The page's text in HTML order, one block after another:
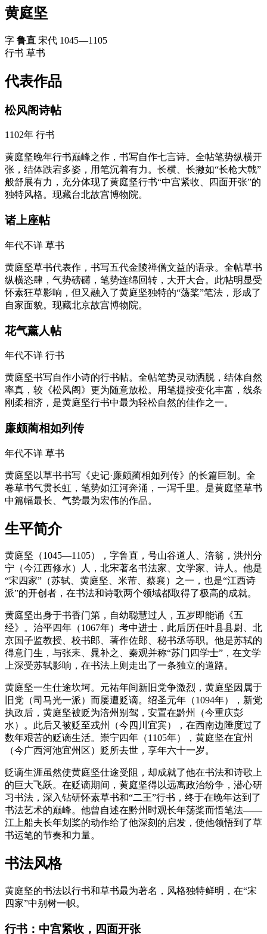
黄庭坚
字 鲁直 宋代 1045—1105
行书 草书
代表作品
松风阁诗帖
1102年 行书
黄庭坚晚年行书巅峰之作，书写自作七言诗。全帖笔势纵横开
张，结体跌宕多姿，用笔沉着有力。长横、长撇如“长枪大戟”
般舒展有力，充分体现了黄庭坚行书“中宫紧收、四面开张”的
独特风格。现藏台北故宫博物院。
诸上座帖
年代不详 草书
黄庭坚草书代表作，书写五代金陵禅僧文益的语录。全帖草书
纵横恣肆，气势磅礴，笔势连绵回转，大开大合。此帖明显受
怀素狂草影响，但又融入了黄庭坚独特的“荡桨”笔法，形成了
自家面貌。现藏北京故宫博物院。
花气薰人帖
年代不详 行书
黄庭坚书写自作小诗的行书帖。全帖笔势灵动洒脱，结体自然
率真，较《松风阁》更为随意放松。用笔提按变化丰富，线条
刚柔相济，是黄庭坚行书中最为轻松自然的佳作之一。
廉颇蔺相如列传
年代不详 草书
黄庭坚以草书书写《史记·廉颇蔺相如列传》的长篇巨制。全
卷草书气贯长虹，笔势如江河奔涌，一泻千里。是黄庭坚草书
中篇幅最长、气势最为宏伟的作品。
生平简介
黄庭坚（1045—1105），字鲁直，号山谷道人、涪翁，洪州分
宁（今江西修水）人，北宋著名书法家、文学家、诗人。他是
“宋四家”（苏轼、黄庭坚、米芾、蔡襄）之一，也是“江西诗
派”的开创者，在书法和诗歌两个领域都取得了极高的成就。
黄庭坚出身于书香门第，自幼聪慧过人，五岁即能诵《五
经》。治平四年（1067年）考中进士，此后历任叶县县尉、北
京国子监教授、校书郎、著作佐郎、秘书丞等职。他是苏轼的
得意门生，与张耒、晁补之、秦观并称“苏门四学士”，在文学
上深受苏轼影响，在书法上则走出了一条独立的道路。
黄庭坚一生仕途坎坷。元祐年间新旧党争激烈，黄庭坚因属于
旧党（司马光一派）而屡遭贬谪。绍圣元年（1094年），新党
执政后，黄庭坚被贬为涪州别驾，安置在黔州（今重庆彭
水）。此后又被贬至戎州（今四川宜宾），在西南边陲度过了
数年艰苦的贬谪生活。崇宁四年（1105年），黄庭坚在宜州
（今广西河池宜州区）贬所去世，享年六十一岁。
贬谪生涯虽然使黄庭坚仕途受阻，却成就了他在书法和诗歌上
的巨大飞跃。在贬谪期间，黄庭坚得以远离政治纷争，潜心研
习书法，深入钻研怀素草书和“二王”行书，终于在晚年达到了
书法艺术的巅峰。他曾自述在黔州时观长年荡桨而悟笔法——
江上船夫长年划桨的动作给了他深刻的启发，使他领悟到了草
书运笔的节奏和力量。
书法风格
黄庭坚的书法以行书和草书最为著名，风格独特鲜明，在“宋
四家”中别树一帜。
行书：中宫紧收，四面开张